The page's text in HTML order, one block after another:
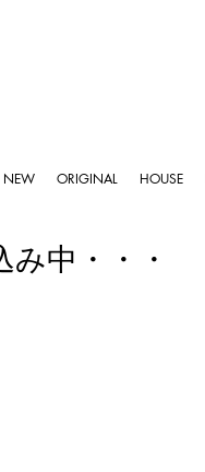
NEW ORIGINAL HOUSE
中・・・